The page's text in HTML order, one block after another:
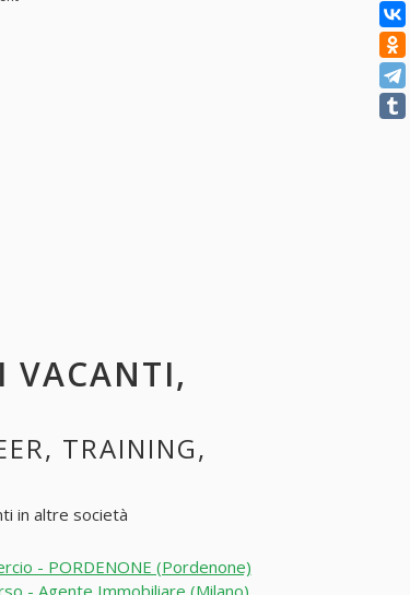
VACANTI,
TRAINING,
in altre società
- PORDENONE (Pordenone)